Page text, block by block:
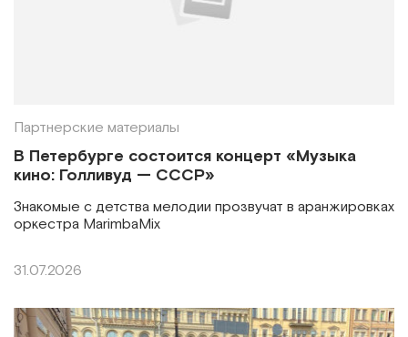
Партнерские материалы
В Петербурге состоится концерт «Музыка
кино: Голливуд — СССР»
Знакомые с детства мелодии прозвучат в аранжировках
оркестра MarimbaMix
31.07.2026